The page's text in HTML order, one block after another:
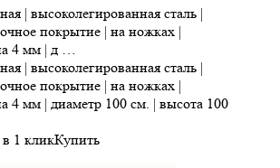
| высоколегированная сталь |
покрытие | на ножках |
4 мм | д …
| высоколегированная сталь |
покрытие | на ножках |
4 мм | диаметр 100 см. | высота 100
1 кликКупить